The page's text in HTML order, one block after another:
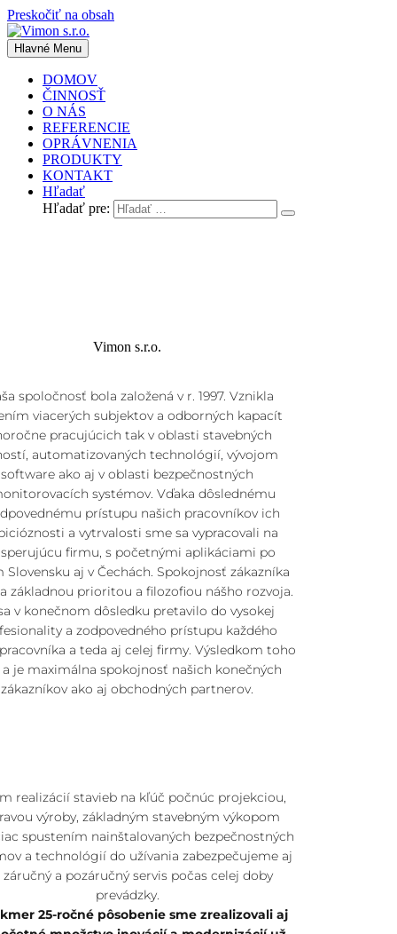
Preskočiť na obsah
Hlavné Menu
DOMOV
ČINNOSŤ
O NÁS
REFERENCIE
OPRÁVNENIA
PRODUKTY
KONTAKT
Hľadať
Hľadať pre:
Vimon s.r.o.
spoločnosť bola založená v r. 1997. Vznikla
viacerých subjektov a odborných kapacít
pracujúcich tak v oblasti stavebných
automatizovaných technológií, vývojom
software ako aj v oblasti bezpečnostných
systémov. Vďaka dôslednému
prístupu našich pracovníkov ich
a vytrvalosti sme sa vypracovali na
firmu, s početnými aplikáciami po
Slovensku aj v Čechách. Spokojnosť zákazníka
základnou prioritou a filozofiou nášho rozvoja.
v konečnom dôsledku pretavilo do vysokej
a zodpovedného prístupu každého
a teda aj celej firmy. Výsledkom toho
je maximálna spokojnosť našich konečných
zákazníkov ako aj obchodných partnerov.
realizácií stavieb na kľúč počnúc projekciou,
výroby, základným stavebným výkopom
spustením nainštalovaných bezpečnostných
a technológií do užívania zabezpečujeme aj
a pozáručný servis počas celej doby
prevádzky.
25-ročné pôsobenie sme zrealizovali aj